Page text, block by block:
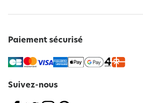
Paiement sécurisé
Suivez-nous